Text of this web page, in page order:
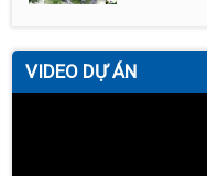
VIDEO DỰ ÁN